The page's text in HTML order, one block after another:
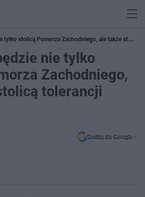
tylko stolicą Pomorza Zachodniego, ale także stolicą
nie tylko
Zachodniego,
tolerancji
Dodaj do Google